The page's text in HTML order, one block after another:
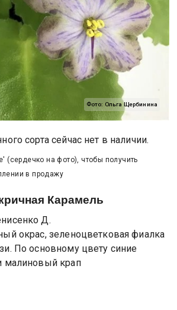
Фото: Ольга Щербинина
сорта сейчас нет в наличии.
(сердечко на фото), чтобы получить
в продажу
Карамель
Д.
окрас, зеленоцветковая фиалка
По основному цвету синие
малиновый крап